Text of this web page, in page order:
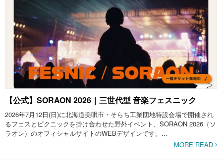
【公式】SORAON 2026｜三世代型 音楽フェスニック
2026年7月12日(日)に北海道美唄市・そらち工業団地特設会場で開催され
るフェスとピクニックを掛け合わせた野外イベント、SORAON 2026（ソ
ラオン）のオフィシャルサイトのWEBデザインです。...
MORE READ